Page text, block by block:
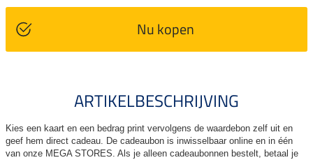
Nu kopen
ARTIKELBESCHRIJVING
Kies een kaart en een bedrag print vervolgens de waardebon zelf uit en
geef hem direct cadeau. De cadeaubon is inwisselbaar online en in één
van onze MEGA STORES. Als je alleen cadeaubonnen bestelt, betaal je